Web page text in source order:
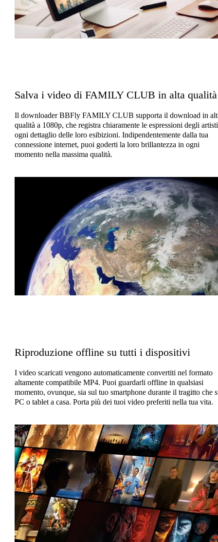
Salva i video di FAMILY CLUB in alta qualità
Il downloader BBFly FAMILY CLUB supporta il download in
qualità a 1080p, che registra chiaramente le espressioni degli
ogni dettaglio delle loro esibizioni. Indipendentemente dalla tua
connessione internet, puoi goderti la loro brillantezza in ogni
momento nella massima qualità.
Riproduzione offline su tutti i dispositivi
I video scaricati vengono automaticamente convertiti nel formato
altamente compatibile MP4. Puoi guardarli offline in qualsiasi
momento, ovunque, sia sul tuo smartphone durante il tragitto che
PC o tablet a casa. Porta più dei tuoi video preferiti nella tua vita.